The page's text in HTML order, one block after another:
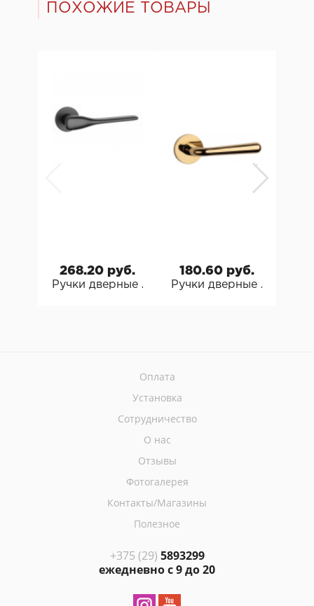
ПОХОЖИЕ ТОВАРЫ
268.20 руб.
Ручки дверные Aprile Orchide R Априле
180.60 руб.
Ручки дверные Aprile
Оплата
Установка
Сотрудничество
О нас
Отзывы
Фотогалерея
Контакты/Магазины
Полезное
+375 (29) 5893299
ежедневно с 9 до 20